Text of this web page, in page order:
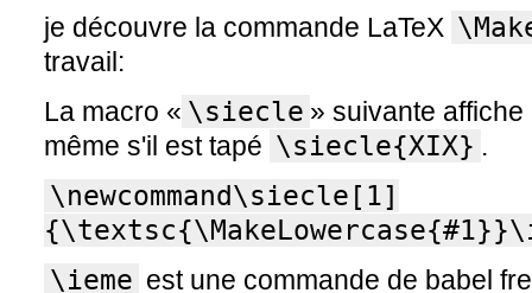
je découvre la commande LaTeX
travail:
La macro « \siecle » suivante
même s'il est tapé \siecle{XIX} .
\newcommand\siecle[1]
\ieme est une commande de babel